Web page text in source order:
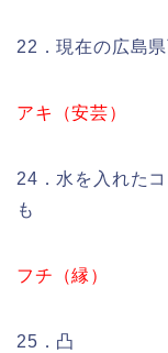
22．現在の広島
アキ（安芸）
24．水を入れた
も
フチ（縁）
25．凸